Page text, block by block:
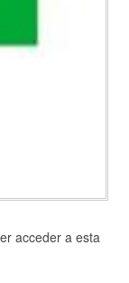
acceder a esta